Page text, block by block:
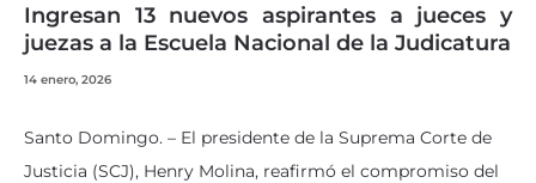
Ingresan 13 nuevos aspirantes a jueces y
juezas a la Escuela Nacional de la Judicatura
14 enero, 2026
Santo Domingo. – El presidente de la Suprema Corte de
Justicia (SCJ), Henry Molina, reafirmó el compromiso del